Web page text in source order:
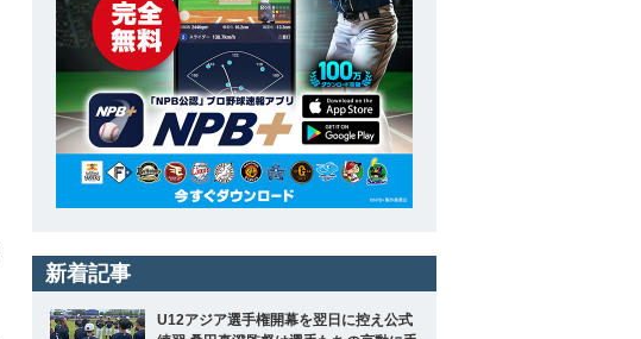
新着記事
U12アジア選手権開幕を翌日に控え公式